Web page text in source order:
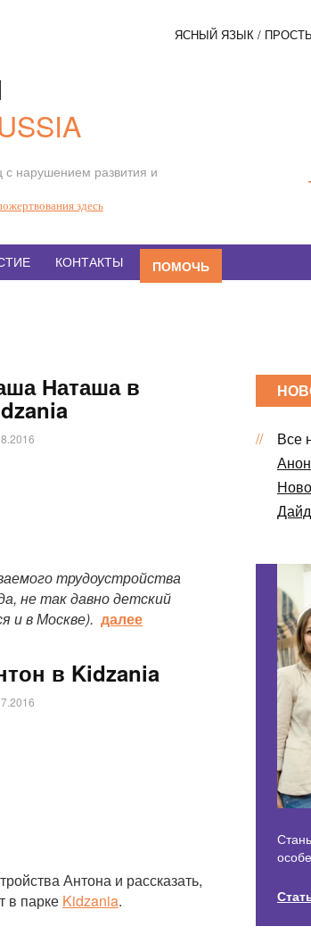
ЯСНЫЙ ЯЗЫК /
нарушением развития и
здесь
КОНТАКТЫ ПОМОЧЬ
Наташа в
трудоустройства
не так давно детский
и в Москве). далее
в Kidzania
Антона и рассказать,
в парке Kidzania.
Все